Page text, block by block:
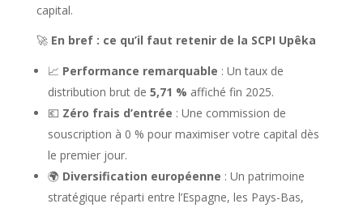
capital.
🚀 En bref : ce qu’il faut retenir de la SCPI Upêka
📈 Performance remarquable : Un taux de
distribution brut de 5,71 % affiché fin 2025.
💶 Zéro frais d’entrée : Une commission de
souscription à 0 % pour maximiser votre capital dès
le premier jour.
🌍 Diversification européenne : Un patrimoine
stratégique réparti entre l’Espagne, les Pays-Bas,